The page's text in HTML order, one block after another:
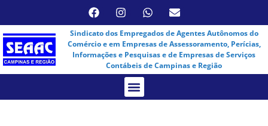
Sindicato dos Empregados de Agentes Autônomos do
Comércio e em Empresas de Assessoramento, Perícias,
Informações e Pesquisas e de Empresas de Serviços
Contábeis de Campinas e Região